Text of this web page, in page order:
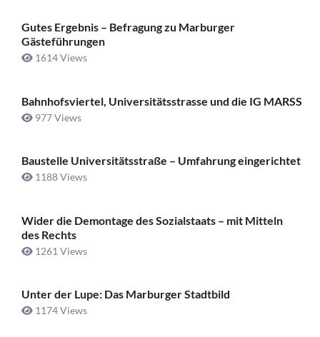
Gutes Ergebnis – Befragung zu Marburger
Gästeführungen
1614 Views
Bahnhofsviertel, Universitätsstrasse und die IG MARSS
977 Views
Baustelle Universitätsstraße ­– Umfahrung eingerichtet
1188 Views
Wider die Demontage des Sozialstaats – mit Mitteln
des Rechts
1261 Views
Unter der Lupe: Das Marburger Stadtbild
1174 Views